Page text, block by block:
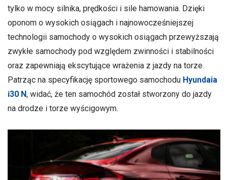
tylko w mocy silnika, prędkości i sile hamowania. Dzięki
oponom o wysokich osiągach i najnowocześniejszej
technologii samochody o wysokich osiągach przewyższają
zwykłe samochody pod względem zwinności i stabilności
oraz zapewniają ekscytujące wrażenia z jazdy na torze.
Patrząc na specyfikację sportowego samochodu Hyundaia
i30 N, widać, że ten samochód został stworzony do jazdy
na drodze i torze wyścigowym.